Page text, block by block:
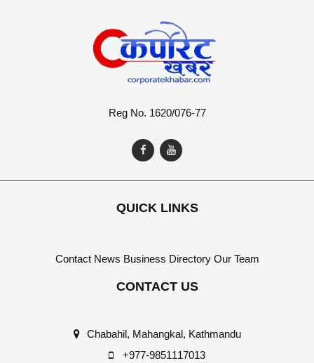
Reg No. 1620/076-77
QUICK LINKS
Contact News Business Directory Our Team
CONTACT US
Chabahil, Mahangkal, Kathmandu
+977-9851117013